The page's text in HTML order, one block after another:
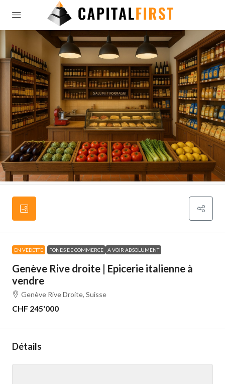
EN VEDETTE FONDS DE COMMERCE A VOIR ABSOLUMENT
Genève Rive droite | Epicerie italienne à
vendre
Genève Rive Droite, Suisse
CHF 245'000
Détails